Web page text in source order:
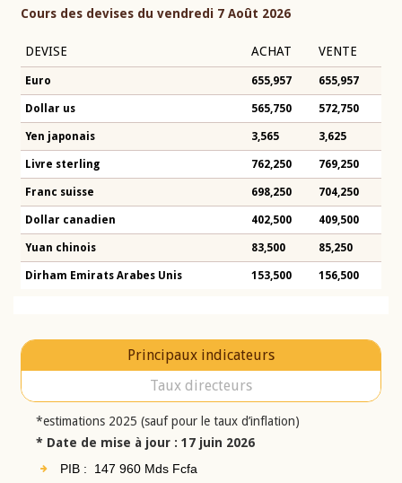
Cours des devises du vendredi 7 Août 2026
DEVISE ACHAT VENTE
Euro 655,957 655,957
Dollar us 565,750 572,750
Yen japonais 3,565 3,625
Livre sterling 762,250 769,250
Franc suisse 698,250 704,250
Dollar canadien 402,500 409,500
Yuan chinois 83,500 85,250
Dirham Emirats Arabes Unis 153,500 156,500
Principaux indicateurs
Taux directeurs
*estimations 2025 (sauf pour le taux d’inflation)
* Date de mise à jour : 17 juin 2026
PIB : 147 960 Mds Fcfa